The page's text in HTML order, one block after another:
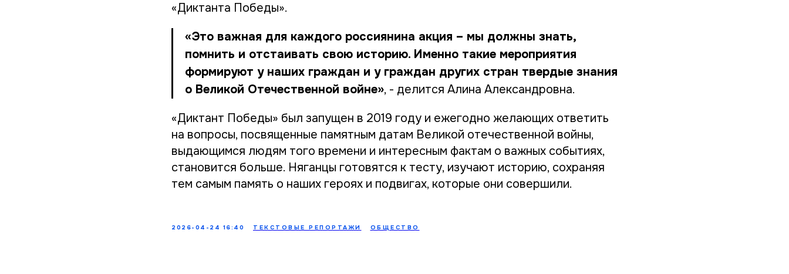
«Диктанта Победы».
«Это важная для каждого россиянина акция – мы должны знать,
помнить и отстаивать свою историю. Именно такие мероприятия
формируют у наших граждан и у граждан других стран твердые знания
о Великой Отечественной войне», - делится Алина Александровна.
«Диктант Победы» был запущен в 2019 году и ежегодно желающих ответить
на вопросы, посвященные памятным датам Великой отечественной войны,
выдающимся людям того времени и интересным фактам о важных событиях,
становится больше. Няганцы готовятся к тесту, изучают историю, сохраняя
тем самым память о наших героях и подвигах, которые они совершили.
2026-04-24 16:40 ТЕКСТОВЫЕ РЕПОРТАЖИ ОБЩЕСТВО